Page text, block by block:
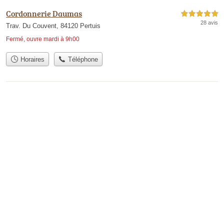
Cordonnerie Daumas
Trav. Du Couvent, 84120 Pertuis
Fermé, ouvre mardi à 9h00
5,0 étoiles sur 5
28 avis
Horaires Téléphone